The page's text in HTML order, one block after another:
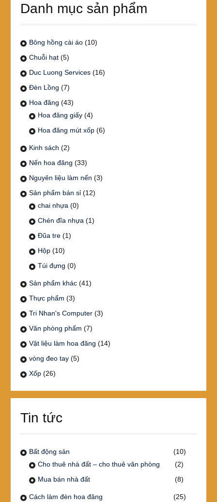
Danh mục sản phẩm
Bông hồng cài áo (10)
Chuỗi hạt (5)
Duc Luong Services (16)
Đèn Lồng (7)
Hoa đăng (43)
Hoa đăng giấy (4)
Hoa đăng mút xốp (6)
Kinh sách (2)
Nến hoa đăng (33)
Nguyên liệu làm nến (3)
Sản phẩm bán sỉ (12)
chai nhựa (0)
Chén đĩa nhựa (1)
Đũa tre (1)
Hộp (10)
Túi đựng (0)
Sản phẩm khác (41)
Thực phẩm (3)
Tri Nhan's Computer (3)
Văn phòng phẩm (7)
Vật liệu làm hoa đăng (14)
vòng đeo tay (5)
Xốp (26)
Tin tức
Bất động sản
(10)
Cho thuê nhà đất – cho thuê văn phòng
(2)
Mua bán nhà đất
(8)
Cách làm đèn hoa đăng (25)